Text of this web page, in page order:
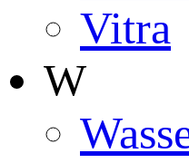
Vitra
W